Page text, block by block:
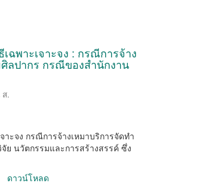
ฉพาะเจาะจง : กรณีการจ้าง
ลปากร กรณีของสำนักงาน
.
าะจง กรณีการจ้างเหมาบริการจัดทำ
ย นวัตกรรมและการสร้างสรรค์ ซึ่ง
ดาวน์โหลด